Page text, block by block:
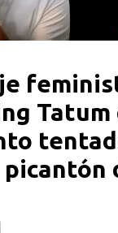
Tatum